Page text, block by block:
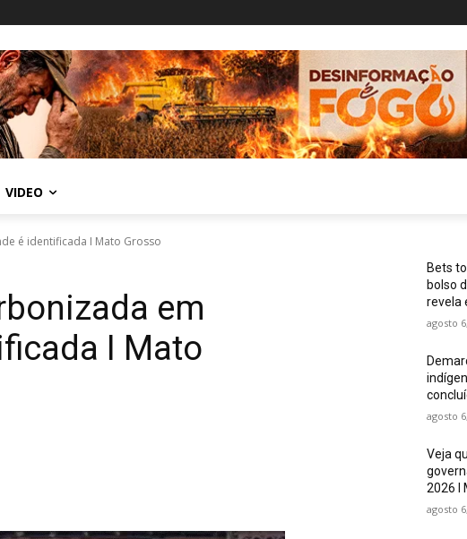
VIDEO
é identificada I Mato Grosso
em
I Mato
Bets
bolso
revela
agosto
agosto
Veja
2026 I
agosto